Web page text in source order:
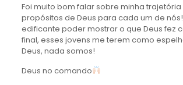
Foi muito bom falar sobre minha
propósitos de Deus para cada um de
edificante poder mostrar o que Deus fez
final, esses jovens me terem como
Deus, nada somos!
Deus no comando